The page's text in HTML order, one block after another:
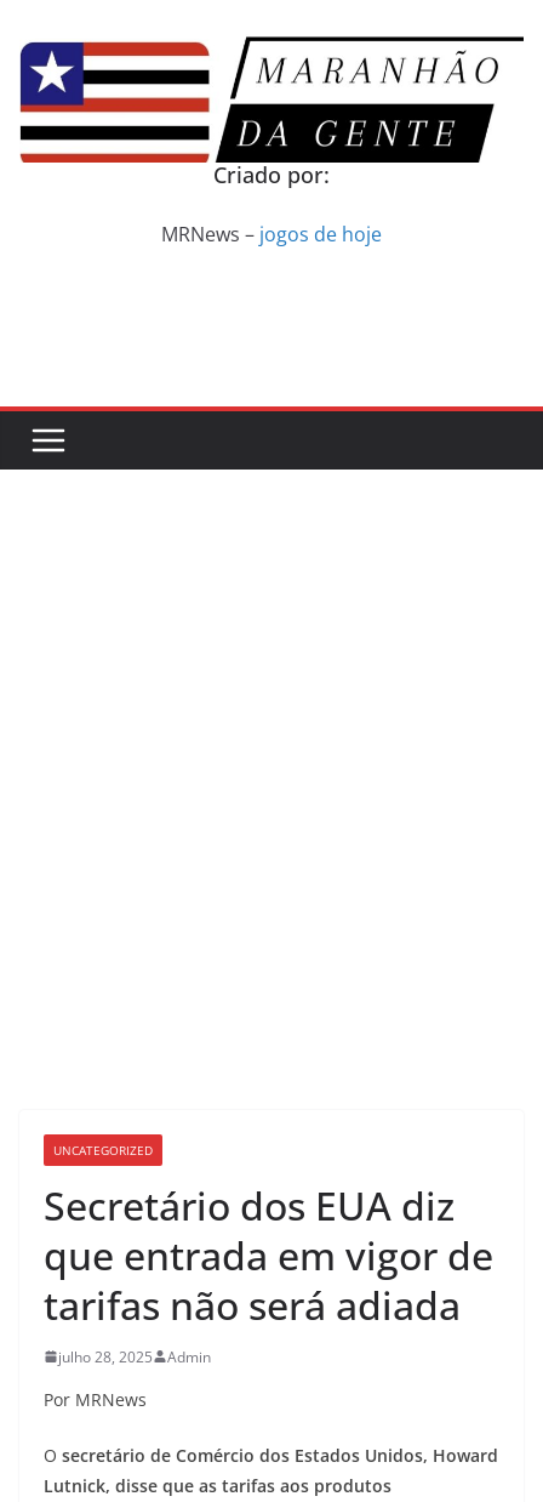
para
conteúdo
Criado por:
MRNews – jogos de hoje
UNCATEGORIZED
Secretário dos EUA diz
que entrada em vigor de
tarifas não será adiada
julho 28, 2025 Admin
Por MRNews
O secretário de Comércio dos Estados Unidos, Howard
Lutnick, disse que as tarifas aos produtos